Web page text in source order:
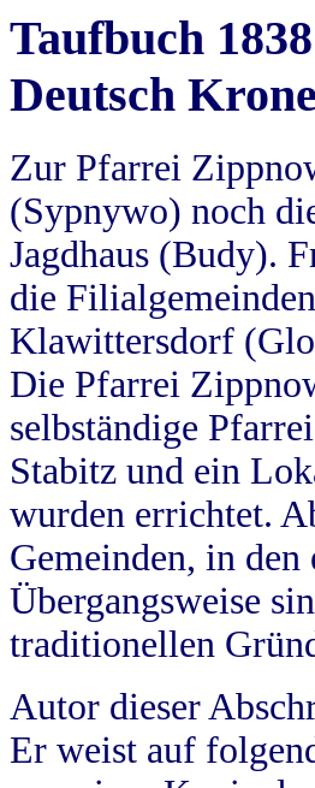
Taufbuch
Deutsch Krone
Zur Pfarrei
(Sypnywo) noch
Jagdhaus (Budy).
die
Klawittersdorf
Die Pfarrei
selbständige
Stabitz und ein
wurden errichtet.
Gemeinden, in den
Übergangsweise
traditionellen
Autor dieser
Er weist auf